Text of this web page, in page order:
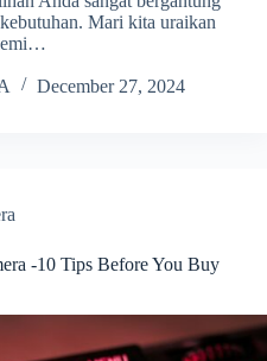
Mari kita uraikan
December 27, 2024
-10 Tips Before You Buy